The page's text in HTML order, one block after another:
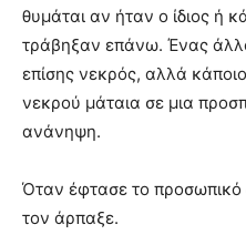
θυμάται αν ήταν ο ίδιος ή
τράβηξαν επάνω. Ένας
επίσης νεκρός, αλλά
νεκρού μάταια σε μια
ανάνηψη.
Όταν έφτασε το
τον άρπαξε.